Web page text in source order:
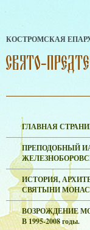
КОСТРОМСКАЯ
ГЛАВНАЯ
ПРЕПОДОБНЫЙ
ИСТОРИЯ,
СВЯТЫНИ
ВОЗРОЖДЕНИЕ
В 1995-2008 годы.